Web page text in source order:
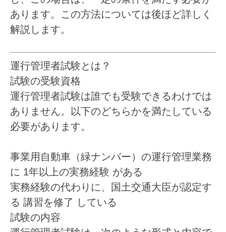
あります。この方法については後ほど詳しく
解説します。
運行管理者試験とは？
試験の受験資格
運行管理者試験は誰でも受験できるわけでは
ありません。以下のどちらかを満たしている
必要があります。
事業用自動車（緑ナンバー）の運行管理業務
に 1年以上の実務経験 がある
実務経験の代わりに、国土交通大臣が認定す
る 講習を修了 している
試験の内容